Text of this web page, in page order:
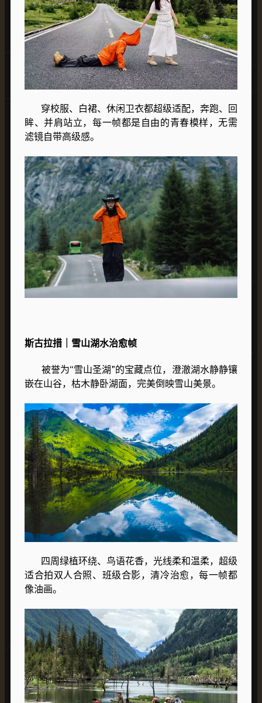
穿校服、白裙、休闲卫衣都超级适配，奔跑、回
眸、并肩站立，每一帧都是自由的青春模样，无需
滤镜自带高级感。
斯古拉措｜雪山湖水治愈帧
被誉为“雪山圣湖”的宝藏点位，澄澈湖水静静镶
嵌在山谷，枯木静卧湖面，完美倒映雪山美景。
四周绿植环绕、鸟语花香，光线柔和温柔，超级
适合拍双人合照、班级合影，清冷治愈，每一帧都
像油画。